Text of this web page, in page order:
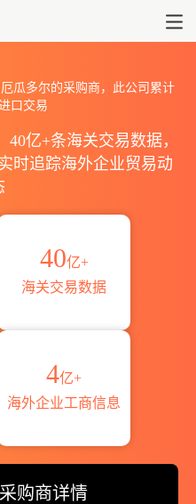
厄瓜多尔的采购商，此公司累计
口交易
亿+条海关交易数据，
时追踪海外企业贸易动
40亿+
海关交易数据
4亿+
海外企业工商信息
购商详情